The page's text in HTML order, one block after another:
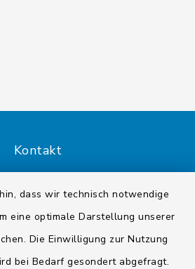
dass wir technisch notwendige
eine optimale Darstellung unserer
Die Einwilligung zur Nutzung
bei Bedarf gesondert abgefragt.
Kontakt
Datenschutz
Impressum